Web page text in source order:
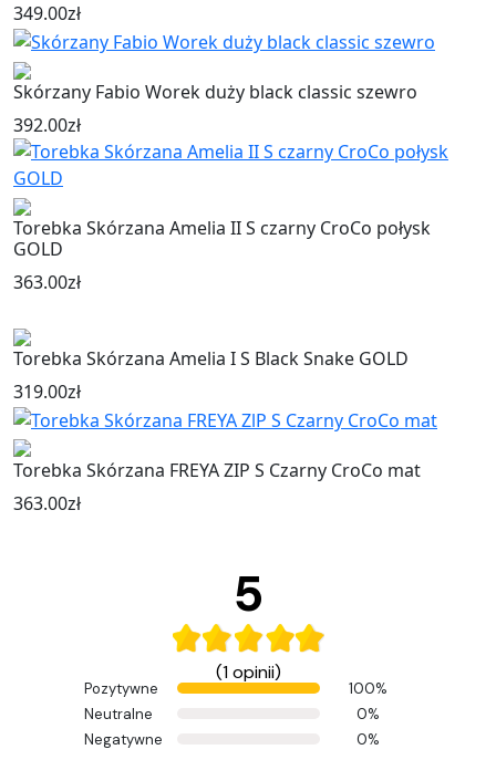
349.00zł
Skórzany Fabio Worek duży black classic szewro
392.00zł
Torebka Skórzana Amelia II S czarny CroCo połysk
GOLD
363.00zł
Torebka Skórzana Amelia I S Black Snake GOLD
319.00zł
Torebka Skórzana FREYA ZIP S Czarny CroCo mat
363.00zł
5
(1 opinii)
Pozytywne
100%
Neutralne
0%
Negatywne
0%